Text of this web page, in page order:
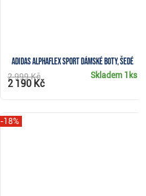
Adidas Alphaflex Sport dámské boty, šedé
Skladem 1ks
2 999 Kč
2 190 Kč
-18%